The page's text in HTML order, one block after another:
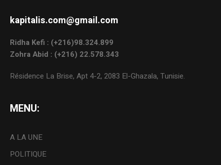
kapitalis.com@gmail.com
Ridha Kefi : (+216)98.324.899
Zohra Abid : (+216) 22.578.343
Résidence La Brise, Apt 4-2, 2083 El-Ghazala, Tunisie.
MENU:
A LA UNE
POLITIQUE